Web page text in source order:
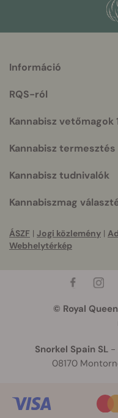
More
info
Információ
RQS-ról
Kannabisz vetőmagok
Kannabisz termesztés
Kannabisz tudnivalók
Kannabiszmag
ÁSZF | Jogi közlemény |
Webhelytérkép
© Royal
Snorkel Spain SL-
08170